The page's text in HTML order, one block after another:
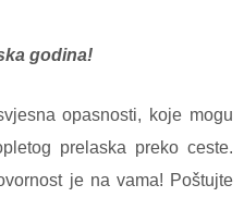
godina!
opasnosti, koje mogu
prelaska preko ceste.
je na vama! Poštujte